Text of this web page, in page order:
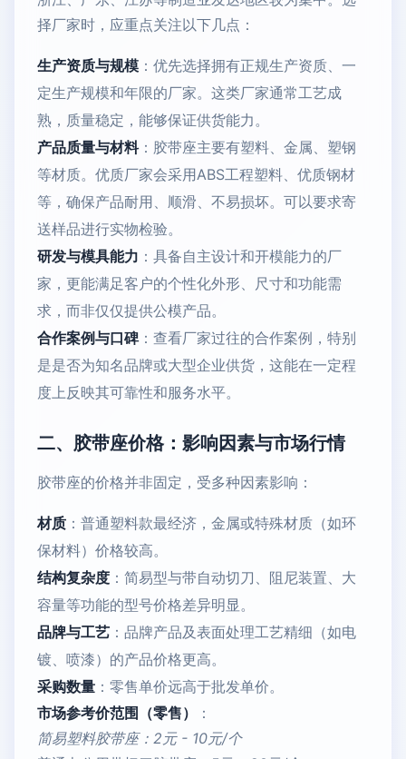
择厂家时，应重点关注以下几点：
生产资质与规模 ：优先选择拥有正规生产资质、一
定生产规模和年限的厂家。这类厂家通常工艺成
熟，质量稳定，能够保证供货能力。
产品质量与材料：胶带座主要有塑料、金属、塑钢
等材质。优质厂家会采用ABS工程塑料、优质钢材
等，确保产品耐用、顺滑、不易损坏。可以要求寄
送样品进行实物检验。
研发与模具能力 ：具备自主设计和开模能力的厂
家，更能满足客户的个性化外形、尺寸和功能需
求，而非仅仅提供公模产品。
合作案例与口碑：查看厂家过往的合作案例，特别
是是否为知名品牌或大型企业供货，这能在一定程
度上反映其可靠性和服务水平。
二、胶带座价格：影响因素与市场行情
胶带座的价格并非固定，受多种因素影响：
材质 ：普通塑料款最经济，金属或特殊材质（如环
保材料）价格较高。
结构复杂度 ：简易型与带自动切刀、阻尼装置、大
容量等功能的型号价格差异明显。
品牌与工艺 ：品牌产品及表面处理工艺精细（如电
镀、喷漆）的产品价格更高。
采购数量 ：零售单价远高于批发单价。
市场参考价范围（零售）
：
简易塑料胶带座：2元 - 10元/个